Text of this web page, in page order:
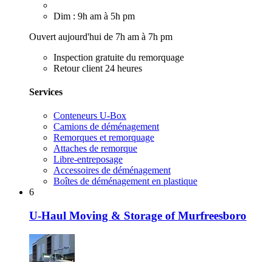
Dim : 9h am à 5h pm
Ouvert aujourd'hui de 7h am à 7h pm
Inspection gratuite du remorquage
Retour client 24 heures
Services
Conteneurs U-Box
Camions de déménagement
Remorques et remorquage
Attaches de remorque
Libre-entreposage
Accessoires de déménagement
Boîtes de déménagement en plastique
6
U-Haul Moving & Storage of Murfreesboro